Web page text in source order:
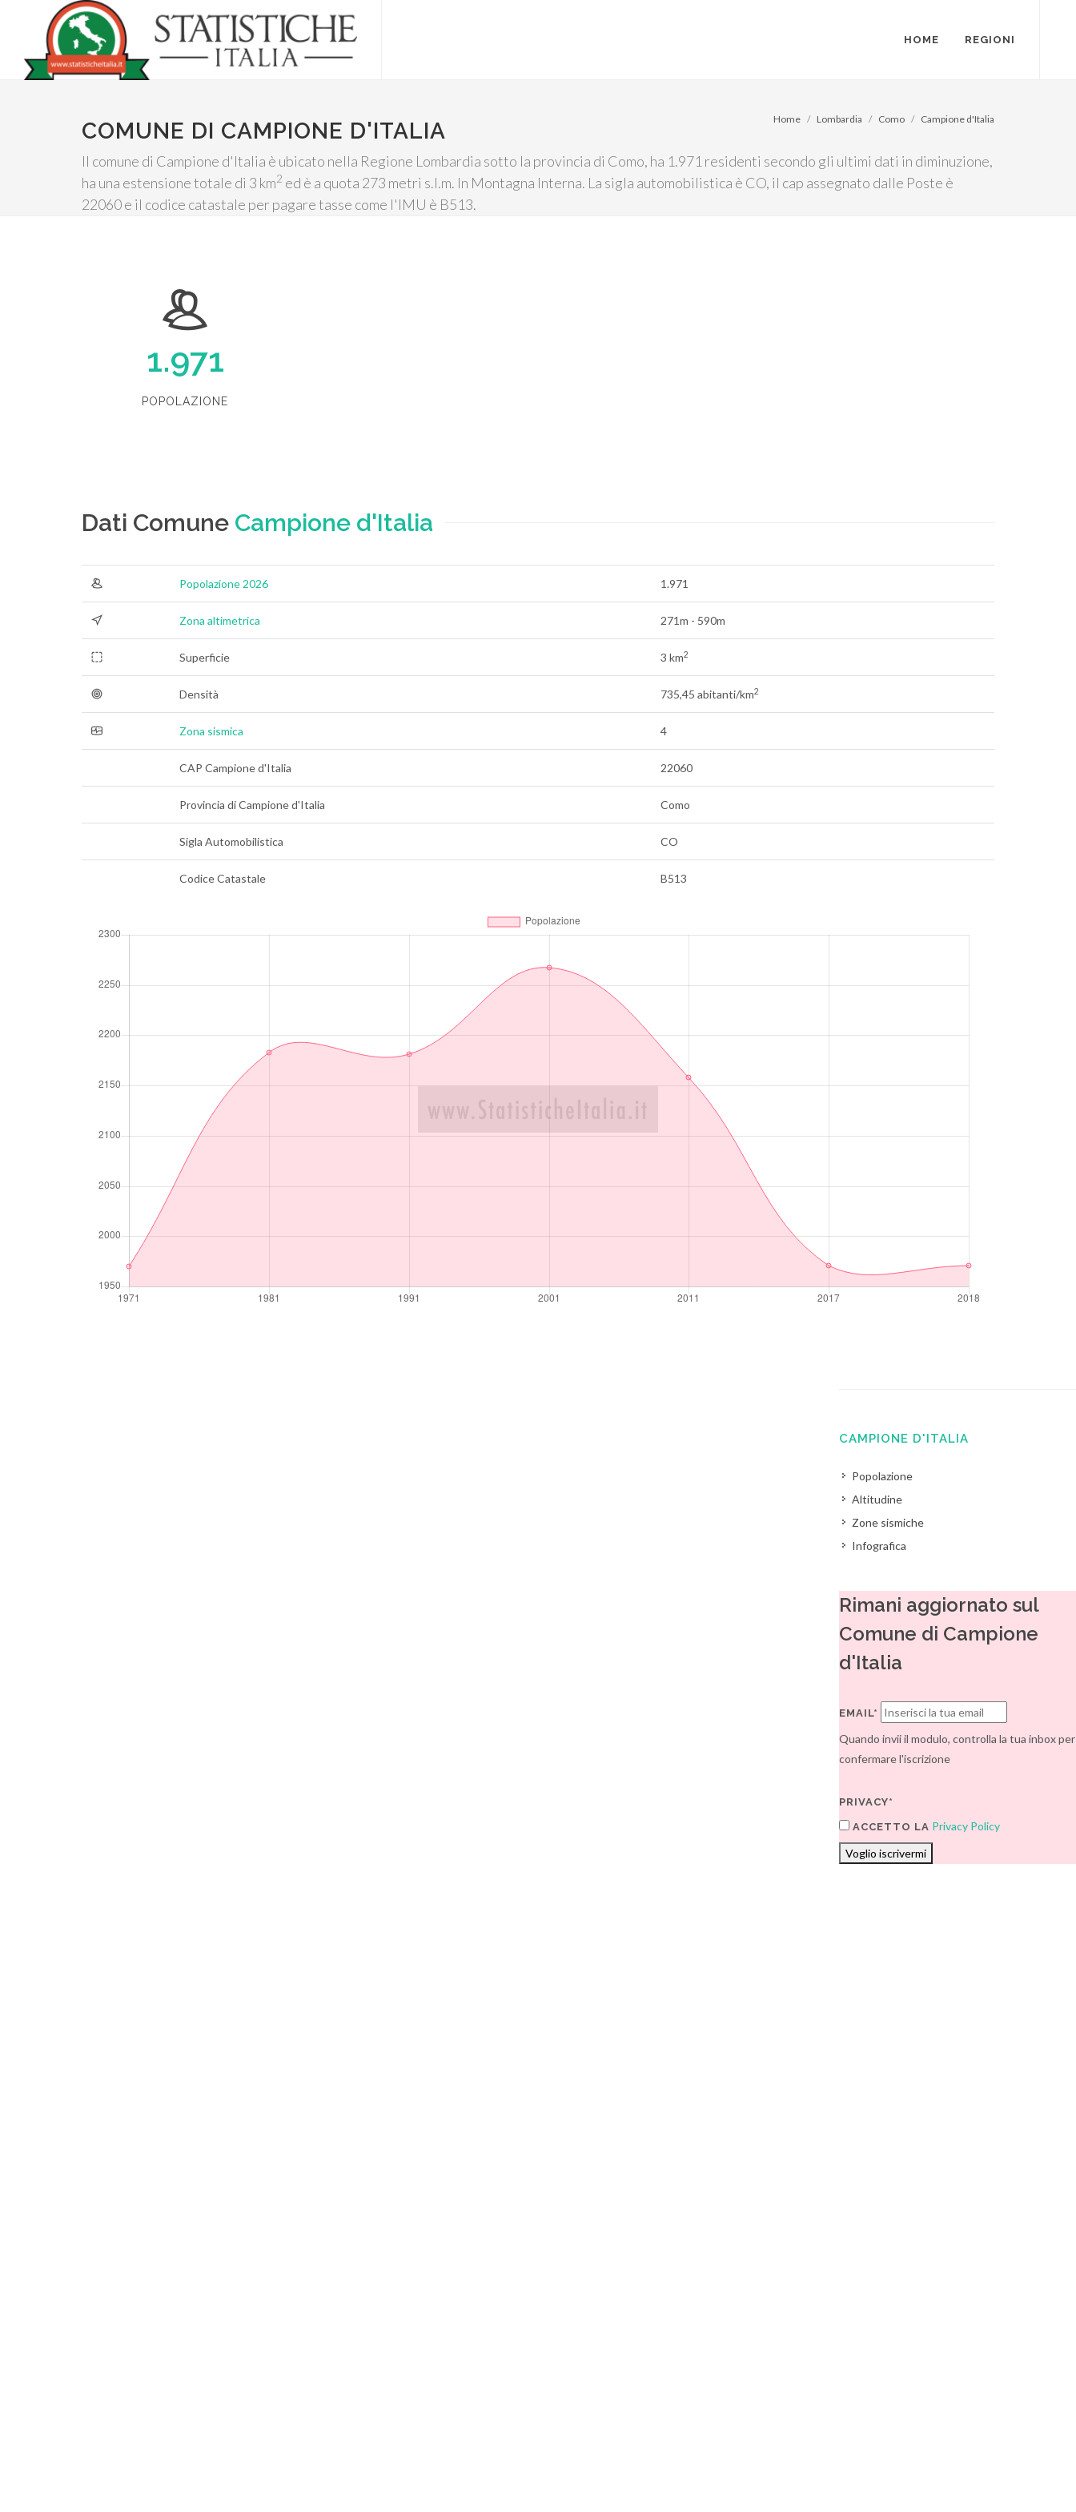
HOME REGIONI
COMUNE DI CAMPIONE D'ITALIA
Il comune di Campione d'Italia è ubicato nella Regione Lombardia sotto la provincia di Como, ha 1.971 residenti secondo gli ultimi dati in diminuzione,
ha una estensione totale di 3 km2 ed è a quota 273 metri s.l.m. In Montagna Interna. La sigla automobilistica è CO, il cap assegnato dalle Poste è
22060 e il codice catastale per pagare tasse come l'IMU è B513.
Home Lombardia Como Campione d'Italia
1.971
POPOLAZIONE
Dati Comune Campione d'Italia
Popolazione 2026 1.971
Zona altimetrica 271m - 590m
Superficie 3 km2
Densità 735,45 abitanti/km2
Zona sismica 4
CAP Campione d'Italia 22060
Provincia di Campione d'Italia Como
Sigla Automobilistica CO
Codice Catastale B513
CAMPIONE D'ITALIA
Popolazione
Altitudine
Zone sismiche
Infografica
Rimani aggiornato sul
Comune di Campione
d'Italia
EMAIL*
Quando invii il modulo, controlla la tua inbox per
confermare l'iscrizione
PRIVACY*
ACCETTO LA Privacy Policy
Voglio iscrivermi